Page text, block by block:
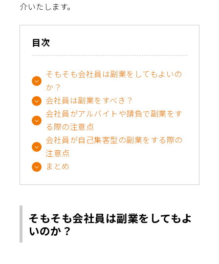
介いたします。
目次
そもそも会社員は副業をしてもよいの
か？
会社員は副業をすべき？
会社員がアルバイトや請負で副業をす
る際の注意点
会社員が自己集客型の副業をする際の
注意点
まとめ
そもそも会社員は副業をしてもよ
いのか？